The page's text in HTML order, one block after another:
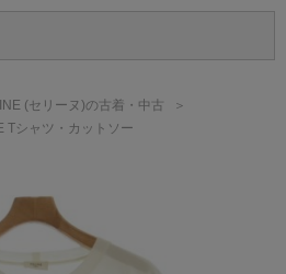
カ
(セリーヌ)の古着・中古
Tシャツ・カットソー